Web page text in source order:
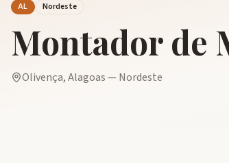
AL Nordeste
Montador de
Olivença,Alagoas— Nordeste